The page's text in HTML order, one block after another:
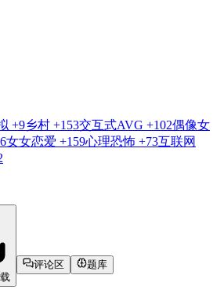
+9乡村 +153交互式AVG +102偶像女
女女恋爱 +159心理恐怖 +73互联网
评论区 题库